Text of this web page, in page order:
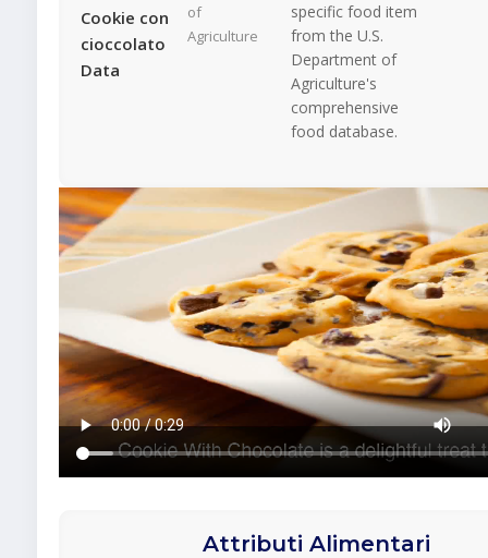
Cookie con
cioccolato
Data
of
Agriculture
specific food item
from the U.S.
Department of
Agriculture's
comprehensive
food database.
Attributi Alimentari